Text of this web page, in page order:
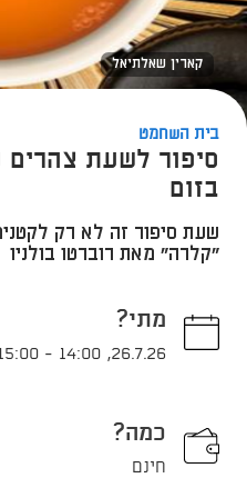
קארין שאלתיאל
בית השחמט
סיפור לשעת
בזום
שעת סיפור זה לא רק
"קלרה" מאת רוברטו בולניו
מתי?
26.7.26
,
14:00
-
כמה?
חינם